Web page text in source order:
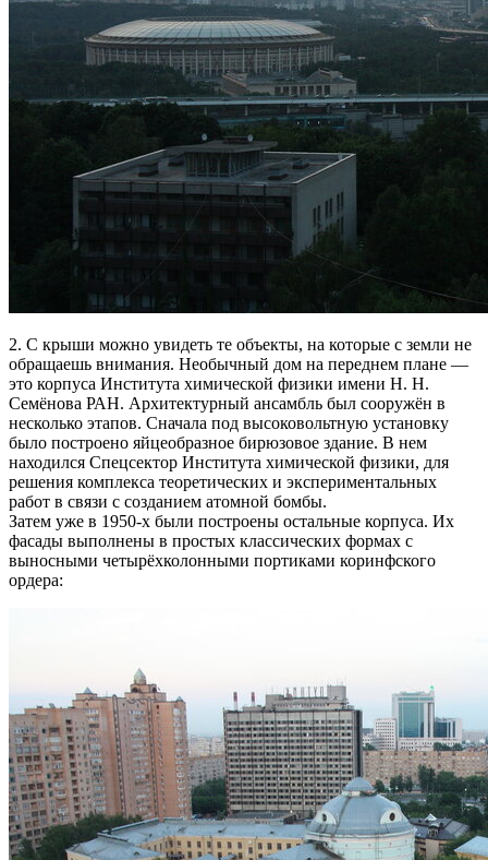
2. С крыши можно увидеть те объекты, на которые с земли не
обращаешь внимания. Необычный дом на переднем плане —
это корпуса Института химической физики имени Н. Н.
Семёнова РАН. Архитектурный ансамбль был сооружён в
несколько этапов. Сначала под высоковольтную установку
было построено яйцеобразное бирюзовое здание. В нем
находился Спецсектор Института химической физики, для
решения комплекса теоретических и экспериментальных
работ в связи с созданием атомной бомбы.
Затем уже в 1950-х были построены остальные корпуса. Их
фасады выполнены в простых классических формах с
выносными четырёхколонными портиками коринфского
ордера: